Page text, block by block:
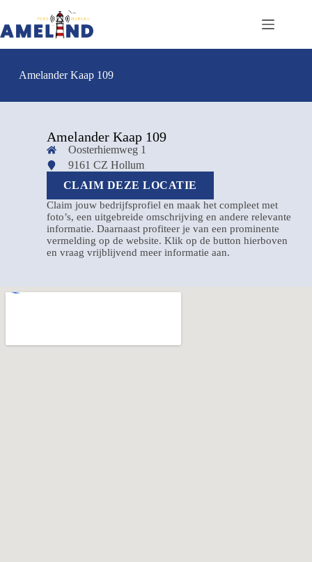
Amelander Kaap 109
Amelander Kaap 109
Oosterhiemweg 1
9161 CZ Hollum
CLAIM DEZE LOCATIE
Claim jouw bedrijfsprofiel en maak het compleet met
foto’s, een uitgebreide omschrijving en andere relevante
informatie. Daarnaast profiteer je van een prominente
vermelding op de website. Klik op de button hierboven
en vraag vrijblijvend meer informatie aan.